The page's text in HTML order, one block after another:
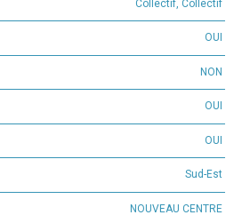
Collectif, Collectif
OUI
NON
OUI
OUI
Sud-Est
NOUVEAU CENTRE